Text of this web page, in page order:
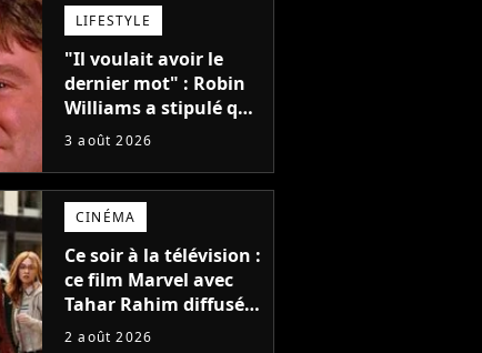
LIFESTYLE
"Il voulait avoir le
dernier mot" : Robin
Williams a stipulé que
sa voix ne pourrait
2039, pourtant Disney
possède des
enregistrements
inédits
3 août 2026
CINÉMA
Ce soir à la télévision :
ce film Marvel avec
Tahar Rahim diffusé
pour la toute
2 août 2026